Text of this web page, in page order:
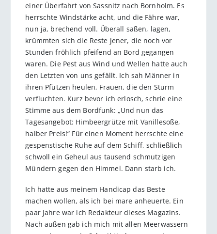
einer Überfahrt von Sassnitz nach Bornholm. Es
herrschte Windstärke acht, und die Fähre war,
nun ja, brechend voll. Überall saßen, lagen,
krümmten sich die Reste jener, die noch vor
Stunden fröhlich pfeifend an Bord gegangen
waren. Die Pest aus Wind und Wellen hatte auch
den Letzten von uns gefällt. Ich sah Männer in
ihren Pfützen heulen, Frauen, die den Sturm
verfluchten. Kurz bevor ich erlosch, schrie eine
Stimme aus dem Bordfunk: „Und nun das
Tagesangebot: Himbeergrütze mit Vanillesoße,
halber Preis!“ Für einen Moment herrschte eine
gespenstische Ruhe auf dem Schiff, schließlich
schwoll ein Geheul aus tausend schmutzigen
Mündern gegen den Himmel. Dann starb ich.
Ich hatte aus meinem Handicap das Beste
machen wollen, als ich bei mare anheuerte. Ein
paar Jahre war ich Redakteur dieses Magazins.
Nach außen gab ich mich mit allen Meerwassern